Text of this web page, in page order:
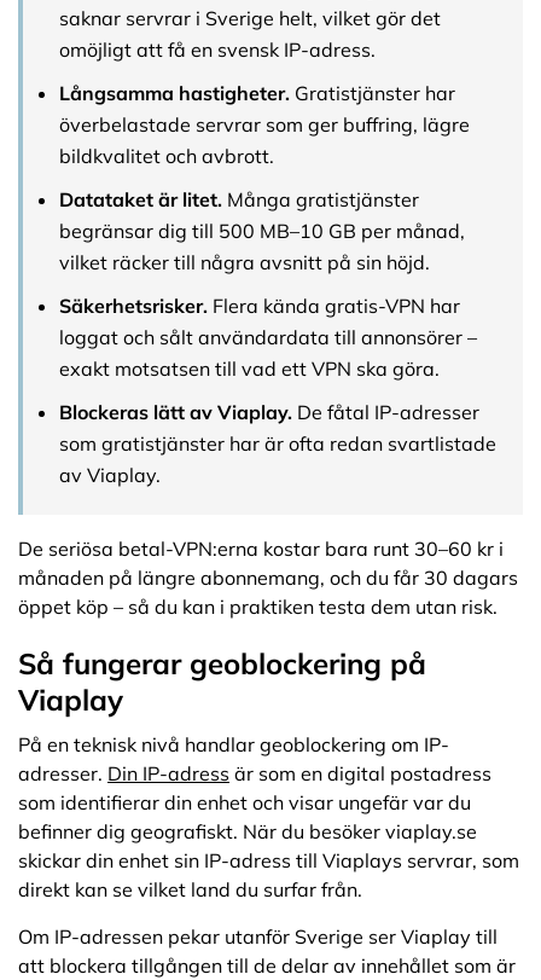
saknar servrar i Sverige helt, vilket gör det
omöjligt att få en svensk IP-adress.
Långsamma hastigheter. Gratistjänster har
överbelastade servrar som ger buffring, lägre
bildkvalitet och avbrott.
Datataket är litet. Många gratistjänster
begränsar dig till 500 MB–10 GB per månad,
vilket räcker till några avsnitt på sin höjd.
Säkerhetsrisker. Flera kända gratis-VPN har
loggat och sålt användardata till annonsörer –
exakt motsatsen till vad ett VPN ska göra.
Blockeras lätt av Viaplay. De fåtal IP-adresser
som gratistjänster har är ofta redan svartlistade
av Viaplay.
De seriösa betal-VPN:erna kostar bara runt 30–60 kr i
månaden på längre abonnemang, och du får 30 dagars
öppet köp – så du kan i praktiken testa dem utan risk.
Så fungerar geoblockering på
Viaplay
På en teknisk nivå handlar geoblockering om IP-
adresser. Din IP-adress är som en digital postadress
som identifierar din enhet och visar ungefär var du
befinner dig geografiskt. När du besöker viaplay.se
skickar din enhet sin IP-adress till Viaplays servrar, som
direkt kan se vilket land du surfar från.
Om IP-adressen pekar utanför Sverige ser Viaplay till
att blockera tillgången till de delar av innehållet som är